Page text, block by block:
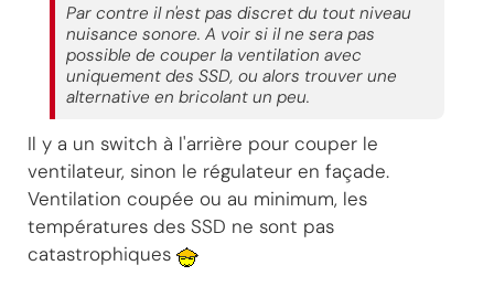
Par contre il n'est pas discret du tout niveau
nuisance sonore. A voir si il ne sera pas
possible de couper la ventilation avec
uniquement des SSD, ou alors trouver une
alternative en bricolant un peu.
Il y a un switch à l'arrière pour couper le
ventilateur, sinon le régulateur en façade.
Ventilation coupée ou au minimum, les
températures des SSD ne sont pas
catastrophiques